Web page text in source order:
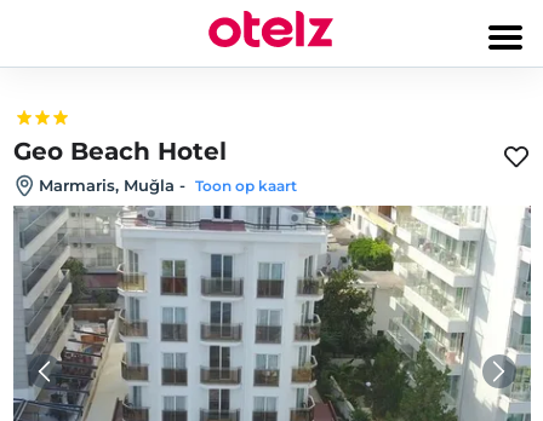
Geo Beach Hotel
Marmaris, Muğla - Toon op kaart